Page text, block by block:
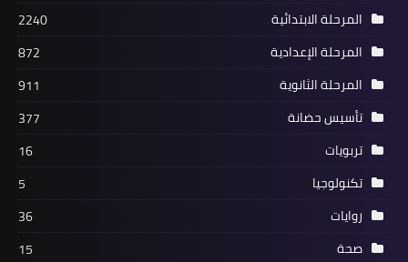
المرحلة الابتدائية
2240
المرحلة الإعدادية
872
المرحلة الثانوية
911
تأسيس حضانة
377
تربويات
16
تكنولوجيا
5
روايات
36
صحة
15